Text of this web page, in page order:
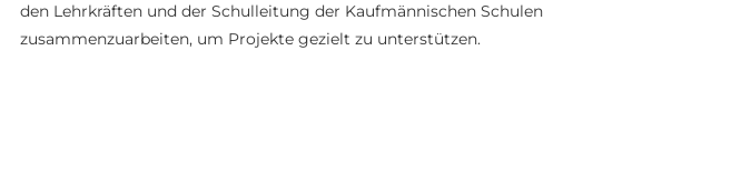
den Lehrkräften und der Schulleitung der Kaufmännischen Schulen
zusammenzuarbeiten, um Projekte gezielt zu unterstützen.